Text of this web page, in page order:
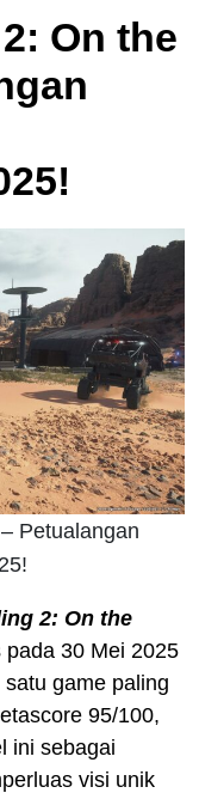
On the
Petualangan
2: On the
30 Mei 2025
game paling
95/100,
ini sebagai
visi unik